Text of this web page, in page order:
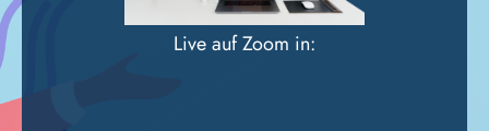
Live auf Zoom in: